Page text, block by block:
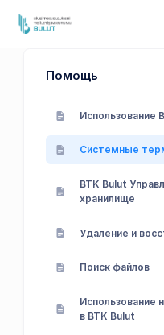
Помощь
Использование
Системные
BTK Bulut
хранилище
Удаление и
Поиск файлов
Использование
в BTK Bulut